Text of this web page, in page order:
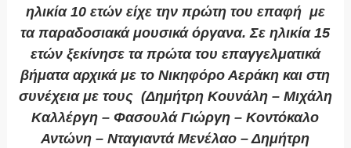
ηλικία 10 ετών είχε την πρώτη του επαφή με
τα παραδοσιακά μουσικά όργανα. Σε ηλικία 15
ετών ξεκίνησε τα πρώτα του επαγγελματικά
βήματα αρχικά με το Νικηφόρο Αεράκη και στη
συνέχεια με τους (Δημήτρη Κουνάλη – Μιχάλη
Καλλέργη – Φασουλά Γιώργη – Κοντόκαλο
Αντώνη – Νταγιαντά Μενέλαο – Δημήτρη